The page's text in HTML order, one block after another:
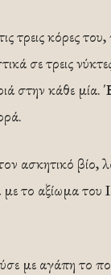
τρεις κόρες
σε τρεις
στην κάθε μία.
ασκητικό βίο,
με το αξίωμα
με αγάπη το